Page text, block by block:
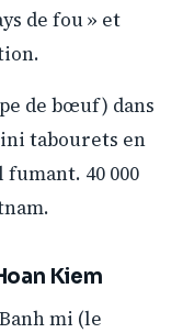
de fou » et
de bœuf) dans
tabourets en
40 000
Kiem
mi (le